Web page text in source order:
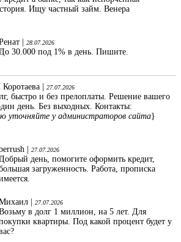
Ищу частный займ. Венера
|
28.07.2026
30.000 под 1% в день. Пишите.
| 27.07.2026
быстро и без прелоплаты. Решение вашего
день. Без выходных. Контакты:
уточняйте у администраторов сайта}
|
27.07.2026
день, помогите оформить кредит,
загруженность. Работа, прописка
| 27.07.2026
в долг 1 миллион, на 5 лет. Для
квартиры. Под какой процент будет у